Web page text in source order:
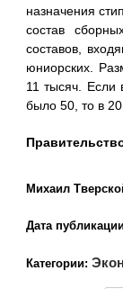
назначения
состав
составов,
юниорских.
11 тысяч. Если
было 50, то в
Михаил
Дата
Категории: